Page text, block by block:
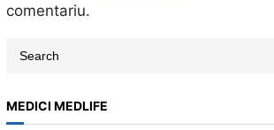
comentariu.
r
MEDICI MEDLIFE